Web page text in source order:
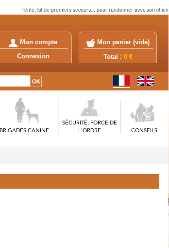
Tente, kit de premiers secours... pour randonner avec son chien
Mon compte
Connexion
Mon panier (vide)
Total : 0 €
BRIGADES CANINE
SÉCURITÉ, FORCE DE
L'ORDRE
CONSEILS